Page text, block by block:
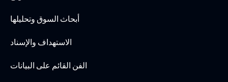
أبحاث السوق وتحليلها
الاستهداف والإسناد
الفن القائم على البيانات